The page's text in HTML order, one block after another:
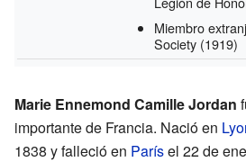
Miembro
Society (1919)
Marie Ennemond Camille Jordan
importante de Francia. Nació en
1838 y falleció en Parísel 22 de